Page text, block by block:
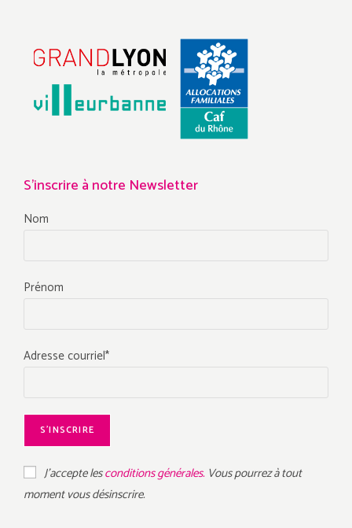
S'inscrire à notre Newsletter
Nom
Prénom
Adresse courriel*
J'accepte lesconditions générales. Vous pourrez à tout
moment vous désinscrire.